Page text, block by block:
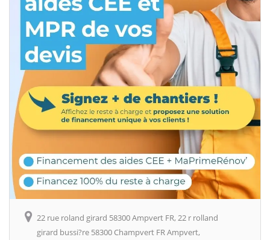
22 rue roland girard 58300 Ampvert FR, 22 r rolland
girard bussi?re 58300 Champvert FR Ampvert,